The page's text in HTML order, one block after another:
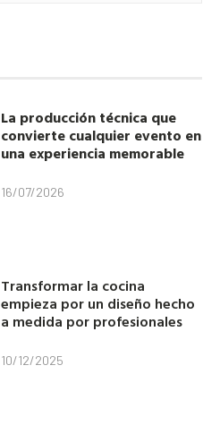
La producción técnica que
convierte cualquier evento en
una experiencia memorable
16/07/2026
Transformar la cocina
empieza por un diseño hecho
a medida por profesionales
10/12/2025